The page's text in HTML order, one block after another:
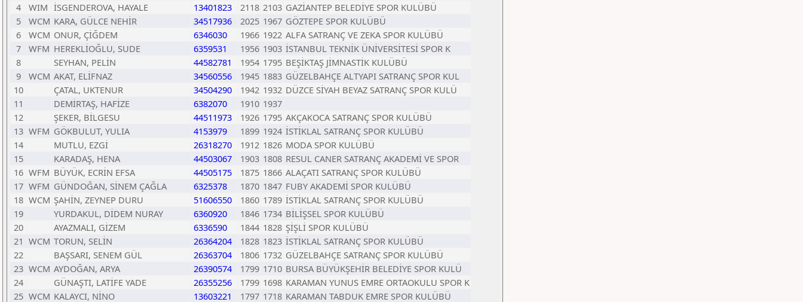
4
WIM İSGENDEROVA, HAYALE 13401823 2118 2103 GAZİANTEP BELEDİYE SPOR KULÜBÜ
5
WCM KARA, GÜLCE NEHİR 34517936 2025 1967 GÖZTEPE SPOR KULÜBÜ
6
WCM ONUR, ÇİĞDEM 6346030 1966 1922 ALFA SATRANÇ VE ZEKA SPOR KULÜBÜ
7
WFM HEREKLİOĞLU, SUDE 6359531 1956 1903 İSTANBUL TEKNİK ÜNİVERSİTESİ SPOR K
8
SEYHAN, PELİN 44582781 1954 1795 BEŞİKTAŞ JİMNASTİK KULÜBÜ
9
WCM AKAT, ELİFNAZ 34560556 1945 1883 GÜZELBAHÇE ALTYAPI SATRANÇ SPOR KUL
10
ÇATAL, UKTENUR 34504290 1942 1932 DÜZCE SİYAH BEYAZ SATRANÇ SPOR KULÜ
11
DEMİRTAŞ, HAFİZE 6382070 1910 1937
12
ŞEKER, BİLGESU 44511973 1926 1795 AKÇAKOCA SATRANÇ SPOR KULÜBÜ
13 WFM GÖKBULUT, YULIA 4153979 1899 1924 İSTİKLAL SATRANÇ SPOR KULÜBÜ
14
MUTLU, EZGİ 26318270 1912 1826 MODA SPOR KULÜBÜ
15
KARADAŞ, HENA 44503067 1903 1808 RESUL CANER SATRANÇ AKADEMİ VE SPOR
16 WFM BÜYÜK, ECRİN EFSA 44505175 1875 1866 ALAÇATI SATRANÇ SPOR KULÜBÜ
17 WFM GÜNDOĞAN, SİNEM ÇAĞLA 6325378 1870 1847 FUBY AKADEMİ SPOR KULÜBÜ
18 WCM ŞAHİN, ZEYNEP DURU 51606550 1860 1789 İSTİKLAL SATRANÇ SPOR KULÜBÜ
19
YURDAKUL, DİDEM NURAY 6360920 1846 1734 BİLİŞSEL SPOR KULÜBÜ
20
AYAZMALI, GİZEM 6336590 1844 1828 ŞİŞLİ SPOR KULÜBÜ
21 WCM TORUN, SELİN 26364204 1828 1823 İSTİKLAL SATRANÇ SPOR KULÜBÜ
22
BAŞSARI, SENEM GÜL 26363704 1806 1732 GÜZELBAHÇE SATRANÇ SPOR KULÜBÜ
23 WCM AYDOĞAN, ARYA 26390574 1799 1710 BURSA BÜYÜKŞEHİR BELEDİYE SPOR KULÜ
24
GÜNAŞTI, LATİFE YADE 26355256 1799 1698 KARAMAN YUNUS EMRE ORTAOKULU SPOR K
25 WCM KALAYCI, NİNO 13603221 1797 1718 KARAMAN TABDUK EMRE SPOR KULÜBÜ